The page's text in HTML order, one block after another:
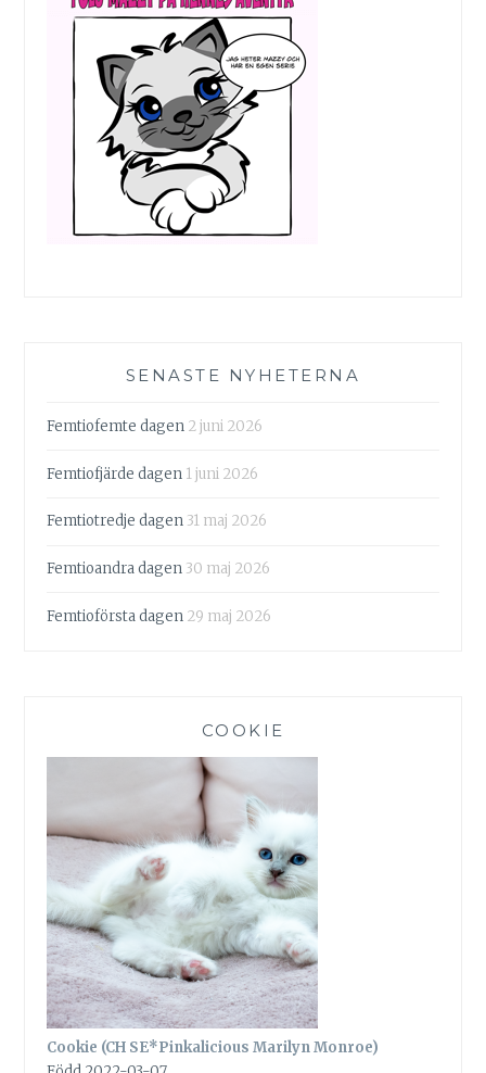
SENASTE NYHETERNA
Femtiofemte dagen 2 juni 2026
Femtiofjärde dagen 1 juni 2026
Femtiotredje dagen 31 maj 2026
Femtioandra dagen 30 maj 2026
Femtioförsta dagen 29 maj 2026
COOKIE
Cookie (CH SE*Pinkalicious Marilyn Monroe)